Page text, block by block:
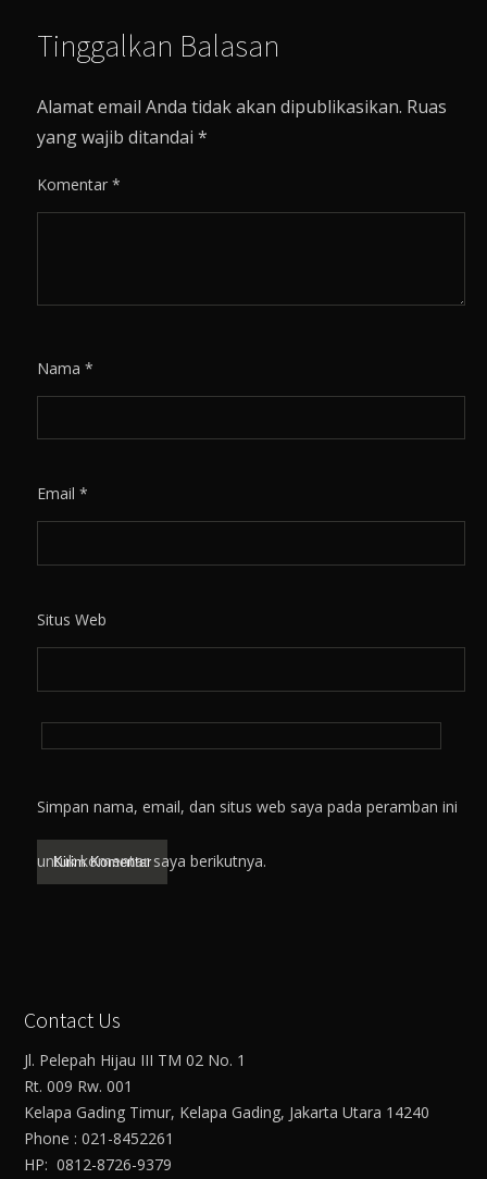
Tinggalkan Balasan
Alamat email Anda tidak akan dipublikasikan. Ruas
yang wajib ditandai*
Komentar*
Nama*
Email*
Situs Web
Simpan nama, email, dan situs web saya pada peramban ini
untuk komentar saya berikutnya.
Contact Us
Jl. Pelepah Hijau III TM 02 No. 1
Rt. 009 Rw. 001
Kelapa Gading Timur, Kelapa Gading, Jakarta Utara 14240
Phone : 021-8452261
HP: 0812-8726-9379